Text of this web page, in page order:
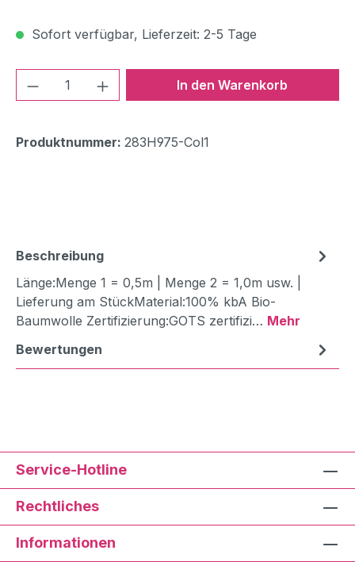
Sofort verfügbar, Lieferzeit: 2-5 Tage
Produkt Anzahl: Gib denIn den Warenkorb
Produktnummer: 283H975-Col1
Beschreibung
Länge:Menge 1 = 0,5m | Menge 2 = 1,0m usw. |
Lieferung am StückMaterial:100% kbA Bio-
Baumwolle Zertifizierung:GOTS zertifizi… Mehr
Bewertungen
Service-Hotline
Rechtliches
Informationen